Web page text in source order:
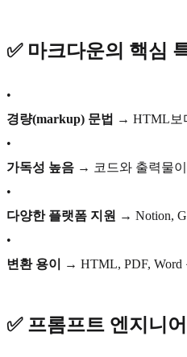
✅ 마크다운의 핵심
•
경량(markup) 문법 → HTML보
•
가독성 높음 → 코드와 출력물
•
다양한 플랫폼 지원 → Notion,
•
변환 용이
→ HTML, PDF, Word
✅ 프롬프트 엔지니